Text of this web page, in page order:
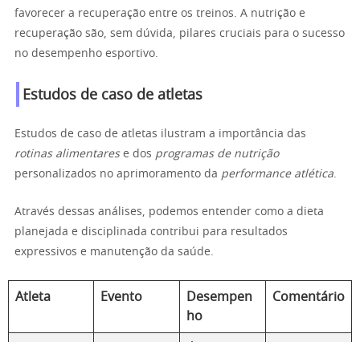
favorecer a recuperação entre os treinos. A nutrição e
recuperação são, sem dúvida, pilares cruciais para o sucesso
no desempenho esportivo.
Estudos de caso de atletas
Estudos de caso de atletas ilustram a importância das
rotinas alimentarese dos programas de nutrição
personalizados no aprimoramento da performance atlética.
Através dessas análises, podemos entender como a dieta
planejada e disciplinada contribui para resultados
expressivos e manutenção da saúde.
Atleta Evento
Desempen
ho
Comentário